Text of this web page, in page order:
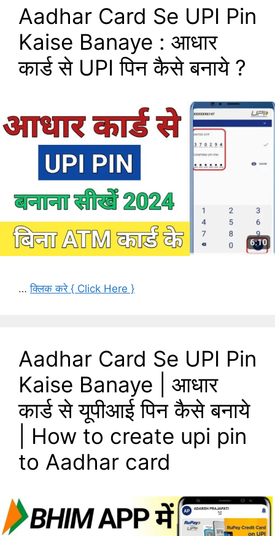
Aadhar Card Se UPI Pin
Kaise Banaye : आधार
कार्ड से UPI पिन कैसे बनाये ?
…क्लिक करे { Click Here }
Aadhar Card Se UPI Pin
Kaise Banaye | आधार
कार्ड से यूपीआई पिन कैसे बनाये
| How to create upi pin
to Aadhar card